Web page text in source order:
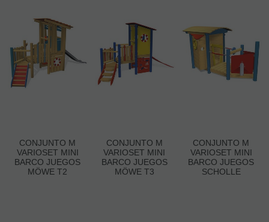
CONJUNTO M
VARIOSET MINI
BARCO JUEGOS
MÖWE T2
CONJUNTO M
VARIOSET MINI
BARCO JUEGOS
MÖWE T3
CONJUNTO M
VARIOSET MINI
BARCO JUEGOS
SCHOLLE